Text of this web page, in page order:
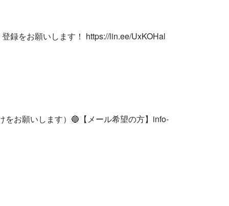
録をお願いします！ https://lin.ee/UxKOHal
お願いします）🔵【メール希望の方】 info-